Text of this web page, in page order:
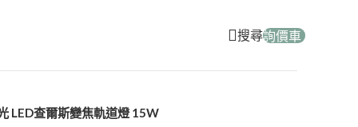
搜尋詢價車
LED查爾斯變焦軌道燈 15W